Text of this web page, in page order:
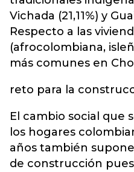
Vichada (21,11%) y
Respecto a las
(afrocolombiana,
más comunes en
reto para la
El cambio social que
los hogares
años también
de construcción